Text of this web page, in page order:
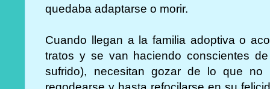
quedaba adaptarse o morir.
Cuando llegan a la familia adoptiva o
tratos y se van haciendo conscientes
sufrido), necesitan gozar de lo que no